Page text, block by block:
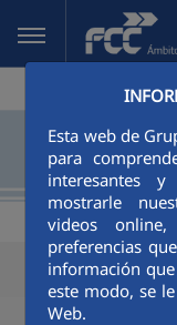
Saltar al contenido
Esta web de
para
interesantes
mostrarle
videos
preferencias
información
este modo, se
Web.